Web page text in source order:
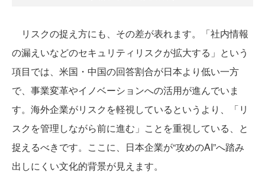
リスクの捉え方にも、その差が表れます。「社内情報
の漏えいなどのセキュリティリスクが拡大する」という
項目では、米国・中国の回答割合が日本より低い一方
で、事業変革やイノベーションへの活用が進んでいま
す。海外企業がリスクを軽視しているというより、「リ
スクを管理しながら前に進む」ことを重視している、と
捉えるべきです。ここに、日本企業が“攻めのAI”へ踏み
出しにくい文化的背景が見えます。